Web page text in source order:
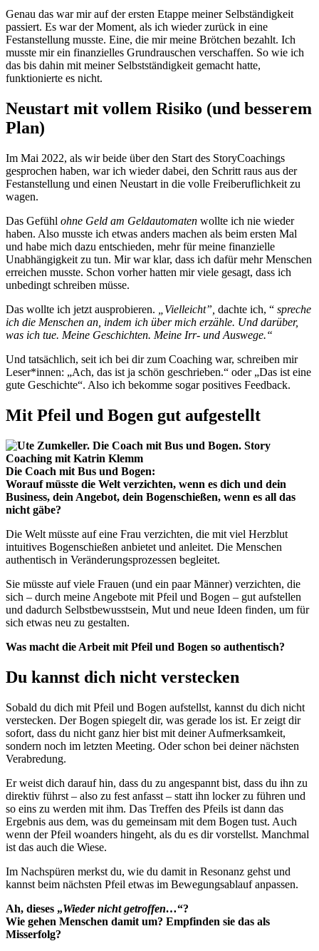
Genau das war mir auf der ersten Etappe meiner Selbständigkeit
passiert. Es war der Moment, als ich wieder zurück in eine
Festanstellung musste. Eine, die mir meine Brötchen bezahlt. Ich
musste mir ein finanzielles Grundrauschen verschaffen. So wie ich
das bis dahin mit meiner Selbstständigkeit gemacht hatte,
funktionierte es nicht.
Neustart mit vollem Risiko (und besserem
Plan)
Im Mai 2022, als wir beide über den Start des StoryCoachings
gesprochen haben, war ich wieder dabei, den Schritt raus aus der
Festanstellung und einen Neustart in die volle Freiberuflichkeit zu
wagen.
Das Gefühl ohne Geld am Geldautomaten wollte ich nie wieder
haben. Also musste ich etwas anders machen als beim ersten Mal
und habe mich dazu entschieden, mehr für meine finanzielle
Unabhängigkeit zu tun. Mir war klar, dass ich dafür mehr Menschen
erreichen musste. Schon vorher hatten mir viele gesagt, dass ich
unbedingt schreiben müsse.
Das wollte ich jetzt ausprobieren.
„Vielleicht”, dachte ich, “ spreche
ich die Menschen an, indem ich über mich erzähle. Und darüber,
was ich tue. Meine Geschichten. Meine Irr- und Auswege.“
Und tatsächlich, seit ich bei dir zum Coaching war, schreiben mir
Leser*innen: „Ach, das ist ja schön geschrieben.“ oder „Das ist eine
gute Geschichte“. Also ich bekomme sogar positives Feedback.
Mit Pfeil und Bogen gut aufgestellt
Die Coach mit Bus und Bogen:
Worauf müsste die Welt verzichten, wenn es dich und dein
Business, dein Angebot, dein Bogenschießen, wenn es all das
nicht gäbe?
Die Welt müsste auf eine Frau verzichten, die mit viel Herzblut
intuitives Bogenschießen anbietet und anleitet. Die Menschen
authentisch in Veränderungsprozessen begleitet.
Sie müsste auf viele Frauen (und ein paar Männer) verzichten, die
sich – durch meine Angebote mit Pfeil und Bogen – gut aufstellen
und dadurch Selbstbewusstsein, Mut und neue Ideen finden, um für
sich etwas neu zu gestalten.
Was macht die Arbeit mit Pfeil und Bogen so authentisch?
Du kannst dich nicht verstecken
Sobald du dich mit Pfeil und Bogen aufstellst, kannst du dich nicht
verstecken. Der Bogen spiegelt dir, was gerade los ist. Er zeigt dir
sofort, dass du nicht ganz hier bist mit deiner Aufmerksamkeit,
sondern noch im letzten Meeting. Oder schon bei deiner nächsten
Verabredung.
Er weist dich darauf hin, dass du zu angespannt bist, dass du ihn zu
direktiv führst – also zu fest anfasst – statt ihn locker zu führen und
so eins zu werden mit ihm. Das Treffen des Pfeils ist dann das
Ergebnis aus dem, was du gemeinsam mit dem Bogen tust. Auch
wenn der Pfeil woanders hingeht, als du es dir vorstellst. Manchmal
ist das auch die Wiese.
Im Nachspüren merkst du, wie du damit in Resonanz gehst und
kannst beim nächsten Pfeil etwas im Bewegungsablauf anpassen.
Ah, dieses „Wieder nicht getroffen…“?
Wie gehen Menschen damit um? Empfinden sie das als
Misserfolg?